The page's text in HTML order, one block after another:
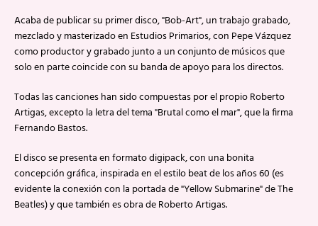
Acaba de publicar su primer disco, "Bob-Art", un trabajo grabado,
mezclado y masterizado en Estudios Primarios, con Pepe Vázquez
como productor y grabado junto a un conjunto de músicos que
solo en parte coincide con su banda de apoyo para los directos.
Todas las canciones han sido compuestas por el propio Roberto
Artigas, excepto la letra del tema "Brutal como el mar", que la firma
Fernando Bastos.
El disco se presenta en formato digipack, con una bonita
concepción gráfica, inspirada en el estilo beat de los años 60 (es
evidente la conexión con la portada de "Yellow Submarine" de The
Beatles) y que también es obra de Roberto Artigas.